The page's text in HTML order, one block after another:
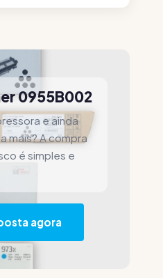
0955B002
e ainda
mais? A compra
é simples e
agora